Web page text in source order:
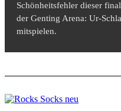
Schönheitsfehler dieser
der Genting Arena: Ur-
mitspielen.